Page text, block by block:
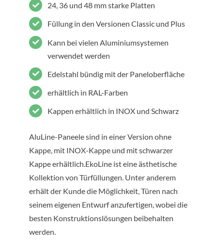
24, 36 und 48 mm starke Platten
Füllung in den Versionen Classic und Plus
Kann bei vielen Aluminiumsystemen
verwendet werden
Edelstahl bündig mit der Paneloberfläche
erhältlich in RAL-Farben
Kappen erhältlich in INOX und Schwarz
AluLine-Paneele sind in einer Version ohne
Kappe, mit INOX-Kappe und mit schwarzer
Kappe erhältlich.EkoLine ist eine ästhetische
Kollektion von Türfüllungen. Unter anderem
erhält der Kunde die Möglichkeit, Türen nach
seinem eigenen Entwurf anzufertigen, wobei die
besten Konstruktionslösungen beibehalten
werden.